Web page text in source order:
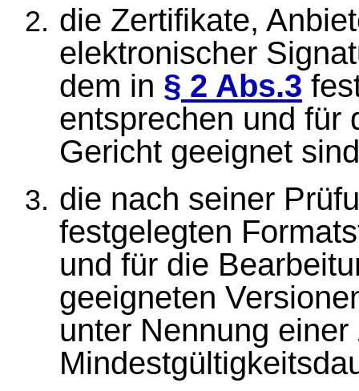
die Zertifikate,
elektronischer
dem in § 2 Abs.3
entsprechen und für
Gericht geeignet
die nach seiner
festgelegten
und für die
geeigneten
unter Nennung